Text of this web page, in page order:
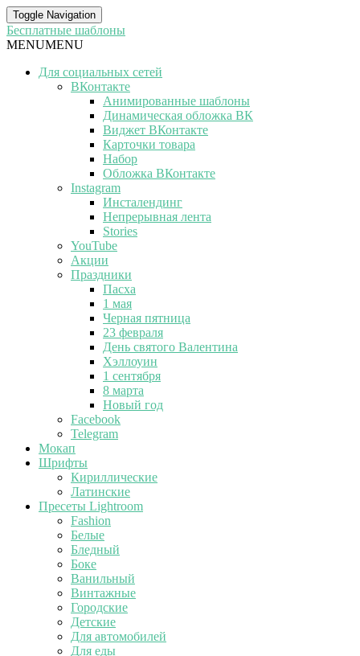
Toggle Navigation
Бесплатные шаблоны
MENUMENU
Для социальных сетей
ВКонтакте
Анимированные шаблоны
Динамическая обложка ВК
Виджет ВКонтакте
Карточки товара
Набор
Обложка ВКонтакте
Instagram
Инсталендинг
Непрерывная лента
Stories
YouTube
Акции
Праздники
Пасха
1 мая
Черная пятница
23 февраля
День святого Валентина
Хэллоуин
1 сентября
8 марта
Новый год
Facebook
Telegram
Мокап
Шрифты
Кириллические
Латинские
Пресеты Lightroom
Fashion
Белые
Бледный
Боке
Ванильный
Винтажные
Городские
Детские
Для автомобилей
Для еды